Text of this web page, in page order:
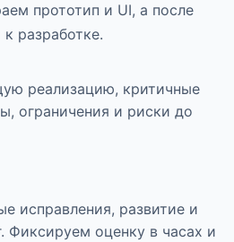
прототип и UI, а после
разработке.
реализацию, критичные
ограничения и риски до
исправления, развитие и
Фиксируем оценку в часах и